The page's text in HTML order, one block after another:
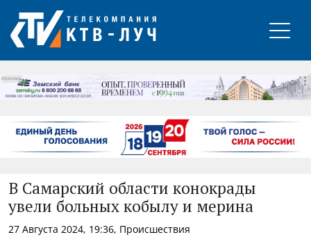
РЕКЛАМА
В Самарский области конокрады
увели больных кобылу и мерина
27 Августа 2024, 19:36, Происшествия